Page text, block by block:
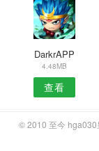
DarkrAPP
4.48MB
查看
© 2010 至今